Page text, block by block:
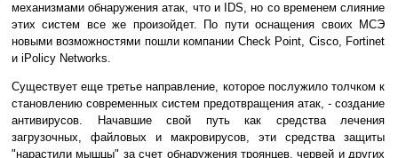
механизмами обнаружения атак, что и IDS, но со временем слияние
этих систем все же произойдет. По пути оснащения своих МСЭ
новыми возможностями пошли компании Check Point, Cisco, Fortinet
и iPolicy Networks.
Существует еще третье направление, которое послужило толчком к
становлению современных систем предотвращения атак, - создание
антивирусов. Начавшие свой путь как средства лечения
загрузочных, файловых и макровирусов, эти средства защиты
"нарастили мышцы" за счет обнаружения троянцев, червей и других